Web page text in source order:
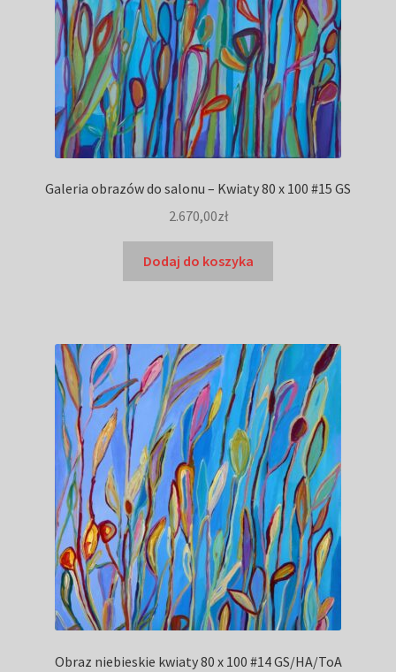
Galeria obrazów do salonu – Kwiaty 80 x 100 #15 GS
2.670,00zł
Dodaj do koszyka
Obraz niebieskie kwiaty 80 x 100 #14 GS/HA/ToA